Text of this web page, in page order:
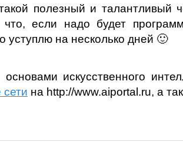
полезный и талантливый
что, если надо будет
уступлю на несколько дней 🙂
основами искусственного
на http://www.aiportal.ru, а